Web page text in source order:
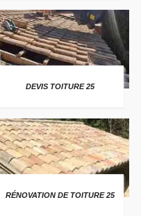
DEVIS TOITURE 25
RÉNOVATION DE TOITURE 25